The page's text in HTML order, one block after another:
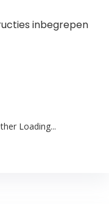
inbegrepen
Loading...